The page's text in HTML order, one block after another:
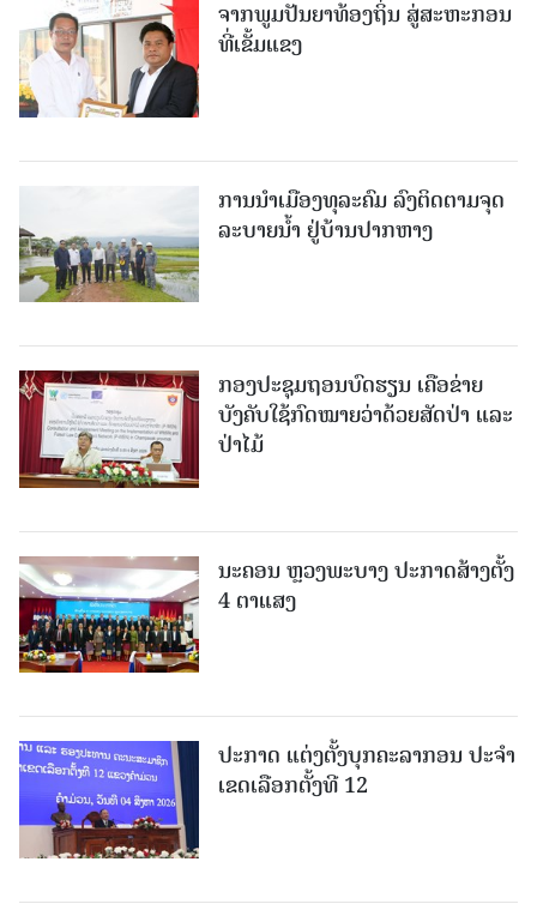
ຈາກພູມປັນຍາທ້ອງຖິ່ນ ສູ່ສະຫະກອນ
ທີ່ເຂັ້ມແຂງ
ການນໍາເມືອງທຸລະຄົມ ລົງຕິດຕາມຈຸດ
ລະບາຍນໍ້າ ຢູ່ບ້ານປາກຫາງ
ກອງປະຊຸມຖອນບົດຮຽນ ເຄືອຂ່າຍ
ບັງຄັບໃຊ້ກົດໝາຍວ່າດ້ວຍສັດປ່າ ແລະ
ປ່າໄມ້
ນະຄອນ ຫຼວງພະບາງ ປະ​ກາດ​ສ້າງ​ຕັ້ງ
4 ຕາແສງ
ປະກາດ ແຕ່ງຕັ້ງບຸກຄະລາກອນ ປະຈໍາ
ເຂດເລືອກຕັ້ງທີ 12